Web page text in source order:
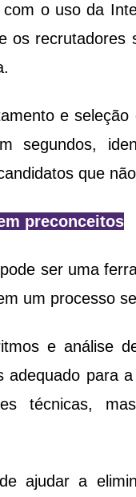
o uso da
os recrutadores
e
segundos,
que
preconceitos
ser uma
um processo
e análise
adequado para
técnicas,
ajudar a